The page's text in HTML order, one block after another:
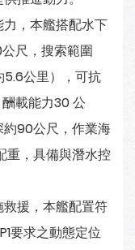
，本艦搭配水下
尺，搜索範圍
5.6公里），可抗
載能力30 公
90公尺，作業海
重，具備與潛水控
援，本艦配置符
要求之動態定位